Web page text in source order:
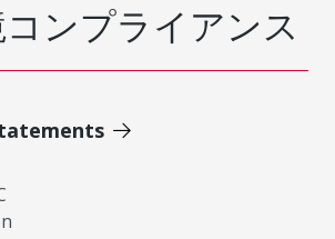
ンプライアンス